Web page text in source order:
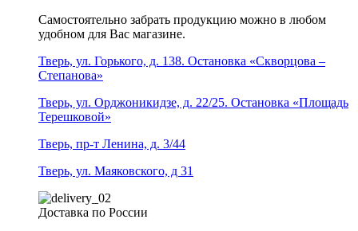
Самостоятельно забрать продукцию можно в любом
удобном для Вас магазине.
Тверь, ул. Горького, д. 138. Остановка «Скворцова –
Степанова»
Тверь, ул. Орджоникидзе, д. 22/25. Остановка «Площадь
Терешковой»
Тверь, пр-т Ленина, д. 3/44
Тверь, ул. Маяковского, д 31
Доставка по России